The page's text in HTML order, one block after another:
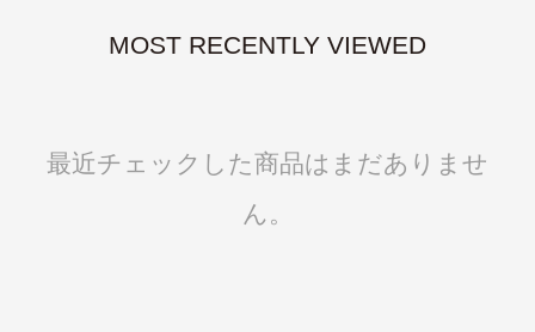
MOST RECENTLY VIEWED
最近チェックした商品はまだありませ
ん。